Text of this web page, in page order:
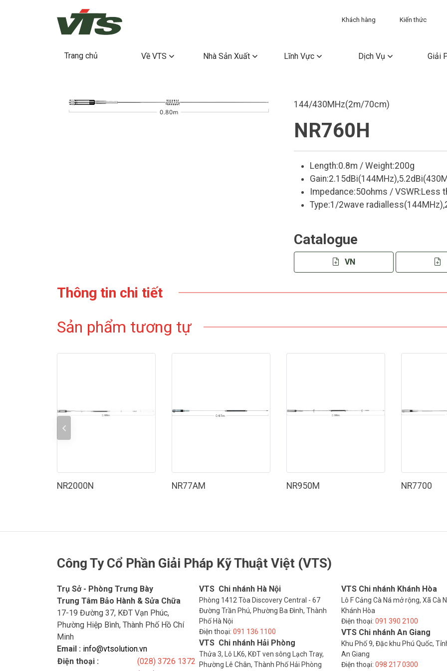
Khách hàng Kiến thức
Trang chủ Về VTS Nhà Sản Xuất Lĩnh Vực Dịch Vụ Giải
144/430MHz(2m/70cm)
NR760H
Length:0.8m / Weight:200g
Impedance:50ohms / VSWR:Less
Type:1/2wave
Catalogue
VN
Thông tin chi tiết
Sản phẩm tương tự
NR2000N NR77AM NR950M NR7700
Công Ty Cổ Phần Giải Pháp Kỹ Thuật Việt (VTS)
Trụ Sở - Phòng Trưng Bày
Trung Tâm Bảo Hành & Sửa Chữa
17-19 Đường 37, KĐT Vạn Phúc,
Phường Hiệp Bình, Thành Phố Hồ Chí
Minh
Email : info@vtsolution.vn
Điện thoại :
(028) 3726 1372
VTS Chi nhánh Hà Nội
Phòng 1412 Tòa Discovery Central - 67
Đường Trần Phú, Phường Ba Đình, Thành
Phố Hà Nội
Điện thoại: 091 136 1100
VTS Chi nhánh Hải Phòng
Thửa 3, Lô LK6, KĐT ven sông Lạch Tray,
Phường Lê Chân, Thành Phố Hải Phòng
VTS Chi nhánh Khánh Hòa
Lô F Cảng Cà Ná mở rộng, Xã Cà
Khánh Hòa
Điện thoại: 091 390 2100
VTS Chi nhánh An Giang
Khu Phố 9, Đặc khu Phú Quốc,
An Giang
Điện thoại: 098 217 0300